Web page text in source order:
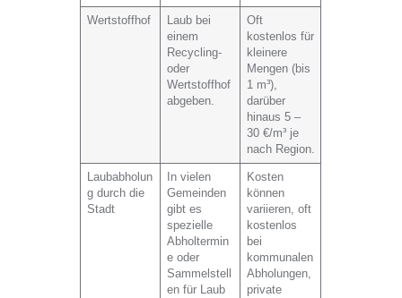
Wertstoffhof
Laub bei
einem
Recycling-
oder
Wertstoffhof
abgeben.
Oft
kostenlos für
kleinere
Mengen (bis
1 m³),
darüber
hinaus 5 –
30 €/m³ je
nach Region.
Laubabholun
g durch die
Stadt
In vielen
Gemeinden
gibt es
spezielle
Abholtermin
e oder
Sammelstell
en für Laub
Kosten
können
variieren, oft
kostenlos
bei
kommunalen
Abholungen,
private